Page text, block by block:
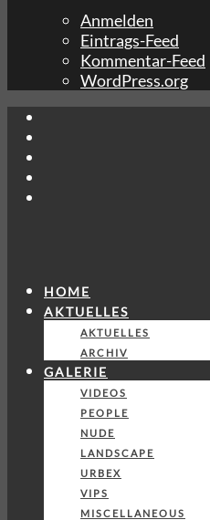
Anmelden
Eintrags-Feed
Kommentar-Feed
WordPress.org
HOME
AKTUELLES
AKTUELLES
ARCHIV
GALERIE
VIDEOS
PEOPLE
NUDE
LANDSCAPE
URBEX
VIPS
MISCELLANEOUS